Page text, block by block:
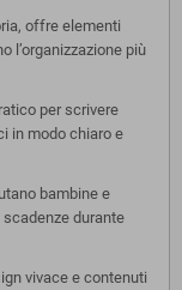
offre elementi
l’organizzazione più
per scrivere
in modo chiaro e
bambine e
durante
vivace e contenuti